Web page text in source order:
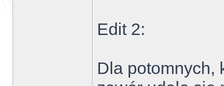
Edit 2:
Dla potomnych,